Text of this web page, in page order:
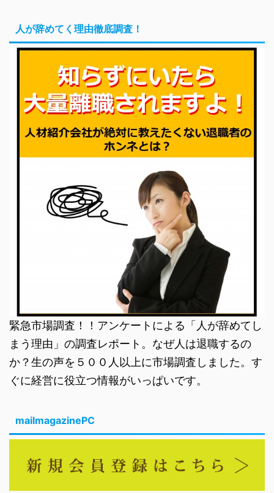
人が辞めてく理由徹底調査！
緊急市場調査！！アンケートによる「人が辞めてし
まう理由」の調査レポート。なぜ人は退職するの
か？生の声を５００人以上に市場調査しました。す
ぐに経営に役立つ情報がいっぱいです。
mailmagazinePC